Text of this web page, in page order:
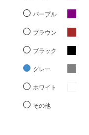
パープル
ブラウン
ブラック
グレー
ホワイト
その他